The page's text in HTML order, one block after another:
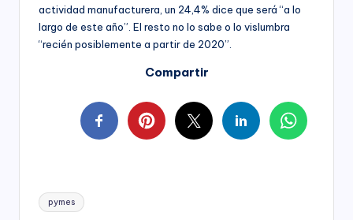
actividad manufacturera, un 24,4% dice que será “a lo
largo de este año”. El resto no lo sabe o lo vislumbra
“recién posiblemente a partir de 2020”.
Compartir
Tags:
pymes